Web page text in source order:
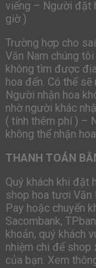
viếng – Người đặt
giờ )
Trường hợp cho
Văn Nam chúng
không tìm được
hoa đến. Có thể
Người nhận hoa
nhờ người khác
( tính thêm phí ) –
không thể nhận
THANH TOÁN
Quý khách khi đặt
shop hoa tươi Văn
Pay hoặc chuyển
Sacombank,
khoản, quý khách
nhiệm chi để shop
của bạn. Xem